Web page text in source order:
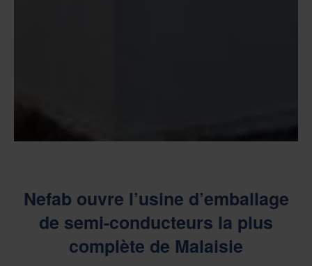
Nefab ouvre l’usine d’emballage
de semi-conducteurs la plus
complète de Malaisie